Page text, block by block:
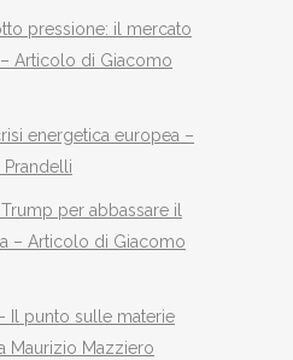
pressione: il mercato
Articolo di Giacomo
energetica europea –
per abbassare il
– Articolo di Giacomo
Il punto sulle materie
Maurizio Mazziero